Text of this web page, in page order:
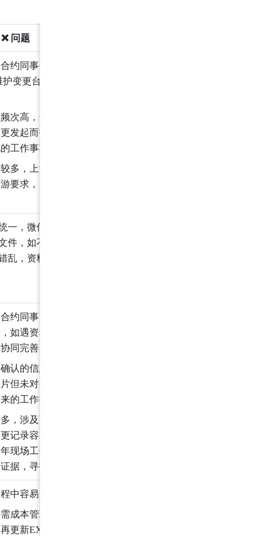
❌ 问题
约同事手动填报到
变更台账，否则容易
次高，合约同事经常
发起而打断工作，无
工作事项
多，上游提供的资料
要求，需反复沟通修
一，微信群中、单聊
件，如不及时归档整
乱，资料不齐全无法
约同事的本地电脑，
如遇资料调整或缺
同完善
认的信息没有记录留
但未对变更项进行对
的工作推进产生风险
，涉及面广，如某一
记录容易遗漏，往往
现场工作完成，才回
据，寻找变更资料
中容易遗漏
成本管理手动整理到
更新EXCEL变更台账